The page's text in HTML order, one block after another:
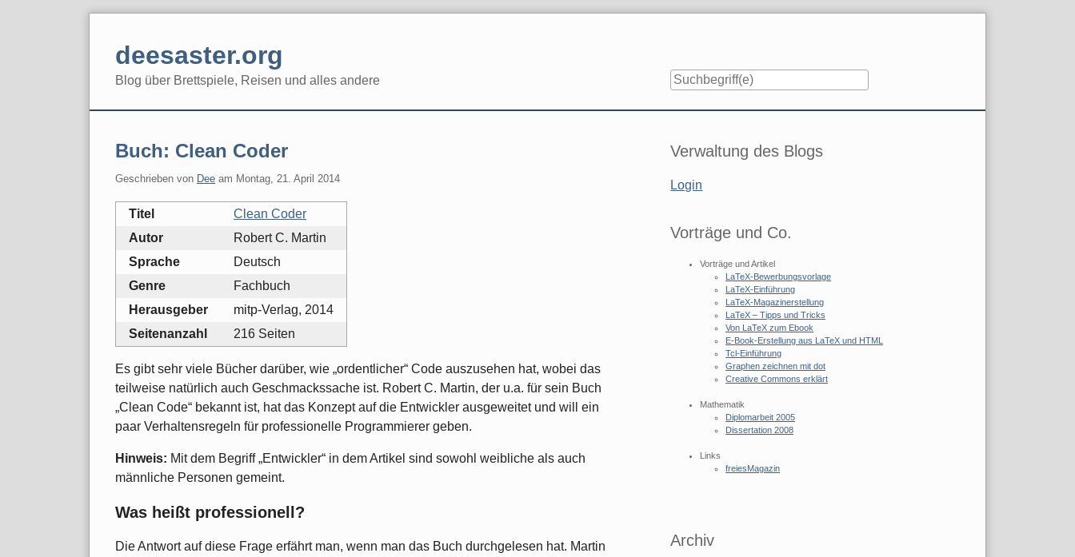
deesaster.org
Blog über Brettspiele, Reisen und alles andere
Buch: Clean Coder
Geschrieben von Dee am Montag, 21. April 2014
Titel
Clean Coder
Autor
Robert C. Martin
Sprache
Deutsch
Genre
Fachbuch
Herausgeber
mitp-Verlag, 2014
Seitenanzahl
216 Seiten
Es gibt sehr viele Bücher darüber, wie „ordentlicher“ Code auszusehen hat, wobei das
teilweise natürlich auch Geschmackssache ist. Robert C. Martin, der u.a. für sein Buch
„Clean Code“ bekannt ist, hat das Konzept auf die Entwickler ausgeweitet und will ein
paar Verhaltensregeln für professionelle Programmierer geben.
Hinweis: Mit dem Begriff „Entwickler“ in dem Artikel sind sowohl weibliche als auch
männliche Personen gemeint.
Was heißt professionell?
Die Antwort auf diese Frage erfährt man, wenn man das Buch durchgelesen hat. Martin
Seitenleiste
Verwaltung des Blogs
Login
Vorträge und Co.
Vorträge und Artikel
LaTeX-Bewerbungsvorlage
LaTeX-Einführung
LaTeX-Magazinerstellung
LaTeX – Tipps und Tricks
Von LaTeX zum Ebook
E-Book-Erstellung aus LaTeX und HTML
Tcl-Einführung
Graphen zeichnen mit dot
Creative Commons erklärt
Mathematik
Diplomarbeit 2005
Dissertation 2008
Links
freiesMagazin
Archiv